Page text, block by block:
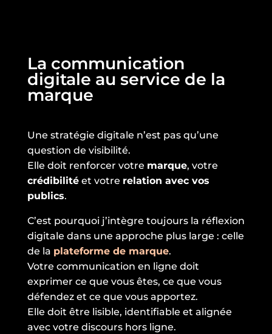
La communication
digitale au service de la
marque
Une stratégie digitale n’est pas qu’une
question de visibilité.
Elle doit renforcer votre marque, votre
crédibilitéet votre relation avec vos
publics.
C’est pourquoi j’intègre toujours la réflexion
digitale dans une approche plus large : celle
de la plateforme de marque.
Votre communication en ligne doit
exprimer ce que vous êtes, ce que vous
défendez et ce que vous apportez.
Elle doit être lisible, identifiable et alignée
avec votre discours hors ligne.